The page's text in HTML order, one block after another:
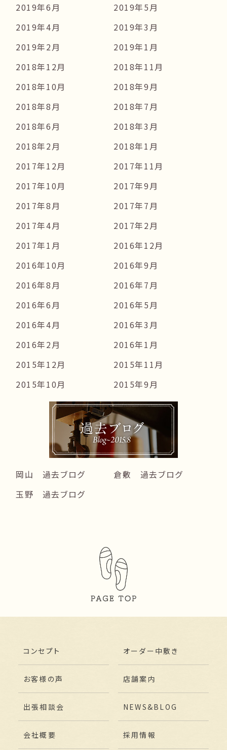
2019年6月
2019年5月
2019年4月
2019年3月
2019年2月
2019年1月
2018年12月
2018年11月
2018年10月
2018年9月
2018年8月
2018年7月
2018年6月
2018年3月
2018年2月
2018年1月
2017年12月
2017年11月
2017年10月
2017年9月
2017年8月
2017年7月
2017年4月
2017年2月
2017年1月
2016年12月
2016年10月
2016年9月
2016年8月
2016年7月
2016年6月
2016年5月
2016年4月
2016年3月
2016年2月
2016年1月
2015年12月
2015年11月
2015年10月
2015年9月
岡山 過去ブログ
倉敷 過去ブログ
玉野 過去ブログ
コンセプト オーダー中敷き
お客様の声 店舗案内
出張相談会 NEWS&BLOG
会社概要 採用情報